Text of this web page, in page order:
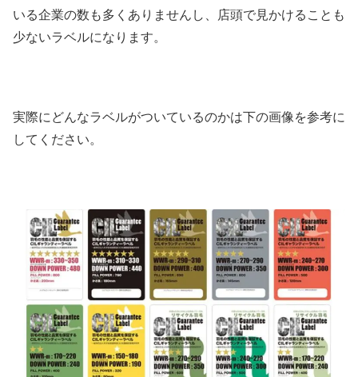
いる企業の数も多くありませんし、店頭で見かけることも
少ないラベルになります。
実際にどんなラベルがついているのかは下の画像を参考に
してください。